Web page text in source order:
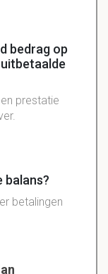
bedrag op
prestatie
betalingen